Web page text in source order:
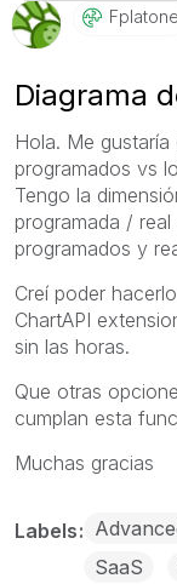
Fplatone
Diagrama
Hola. Me
programados vs
Tengo la
programada /
programados y
Creí poder
ChartAPI
sin las horas.
Que otras
cumplan esta
Muchas gracias
Labels
SaaS